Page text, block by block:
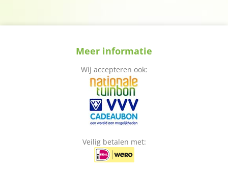
Meer informatie
Wij accepteren ook:
Veilig betalen met: